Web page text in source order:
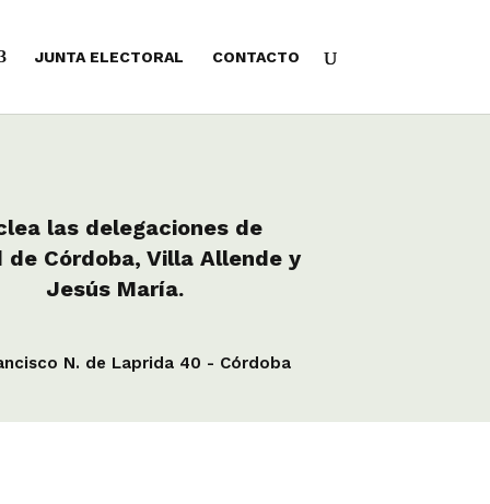
JUNTA ELECTORAL CONTACTO
las delegaciones de
de Córdoba, Villa Allende y
Jesús María.
N. de Laprida 40 - Córdoba